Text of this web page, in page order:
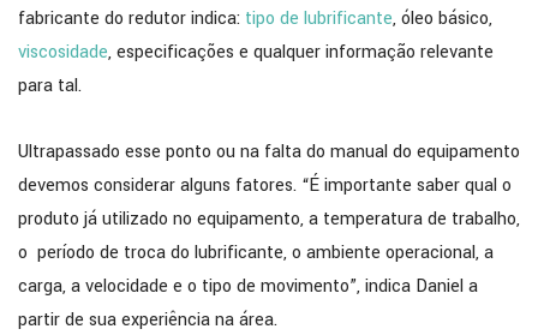
fabricante do redutor indica: tipo de lubrificante, óleo básico,
viscosidade, especificações e qualquer informação relevante
para tal.
Ultrapassado esse ponto ou na falta do manual do equipamento
devemos considerar alguns fatores. “É importante saber qual o
produto já utilizado no equipamento, a temperatura de trabalho,
o período de troca do lubrificante, o ambiente operacional, a
carga, a velocidade e o tipo de movimento”, indica Daniel a
partir de sua experiência na área.